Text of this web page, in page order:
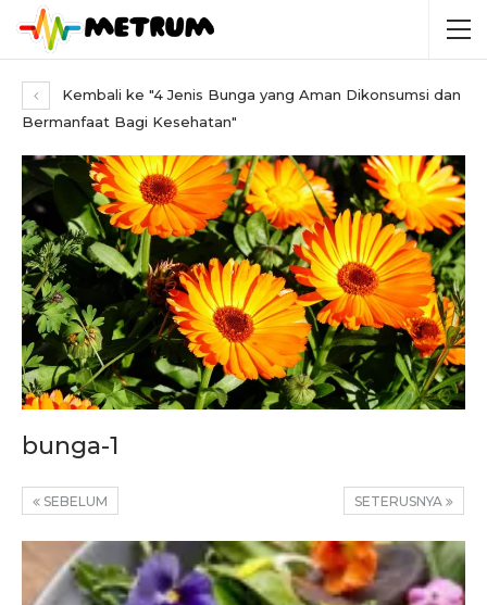
Kembali ke "4 Jenis Bunga yang Aman Dikonsumsi dan
Bermanfaat Bagi Kesehatan"
bunga-1
SETERUSNYA
SEBELUM